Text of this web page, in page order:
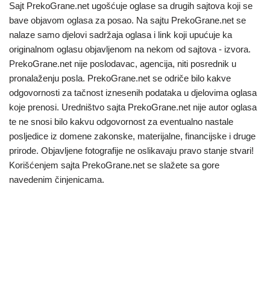
Sajt PrekoGrane.net ugošćuje oglase sa drugih sajtova koji se
bave objavom oglasa za posao. Na sajtu PrekoGrane.net se
nalaze samo djelovi sadržaja oglasa i link koji upućuje ka
originalnom oglasu objavljenom na nekom od sajtova - izvora.
PrekoGrane.net nije poslodavac, agencija, niti posrednik u
pronalaženju posla. PrekoGrane.net se odriče bilo kakve
odgovornosti za tačnost iznesenih podataka u djelovima oglasa
koje prenosi. Uredništvo sajta PrekoGrane.net nije autor oglasa
te ne snosi bilo kakvu odgovornost za eventualno nastale
posljedice iz domene zakonske, materijalne, financijske i druge
prirode. Objavljene fotografije ne oslikavaju pravo stanje stvari!
Korišćenjem sajta PrekoGrane.net se slažete sa gore
navedenim činjenicama.